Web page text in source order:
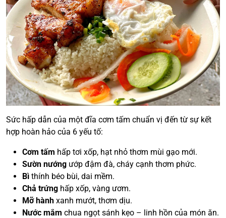
Sức hấp dẫn của một đĩa cơm tấm chuẩn vị đến từ sự kết
hợp hoàn hảo của 6 yếu tố:
Cơm tấm hấp tơi xốp, hạt nhỏ thơm mùi gạo mới.
Sườn nướng ướp đậm đà, cháy cạnh thơm phức.
Bì thính béo bùi, dai mềm.
Chả trứng hấp xốp, vàng ươm.
Mỡ hành xanh mướt, thơm dịu.
Nước mắm chua ngọt sánh kẹo – linh hồn của món ăn.